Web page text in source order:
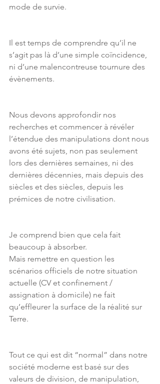
mode de survie.
Il est temps de comprendre qu’il ne
s’agit pas là d’une simple coïncidence,
ni d’une malencontreuse tournure des
évènements.
Nous devons approfondir nos
recherches et commencer à révéler
l’étendue des manipulations dont nous
avons été sujets, non pas seulement
lors des dernières semaines, ni des
dernières décennies, mais depuis des
siècles et des siècles, depuis les
prémices de notre civilisation.
Je comprend bien que cela fait
beaucoup à absorber.
Mais remettre en question les
scénarios officiels de notre situation
actuelle (CV et confinement /
assignation à domicile) ne fait
qu’effleurer la surface de la réalité sur
Terre.
Tout ce qui est dit “normal” dans notre
société moderne est basé sur des
valeurs de division, de manipulation,